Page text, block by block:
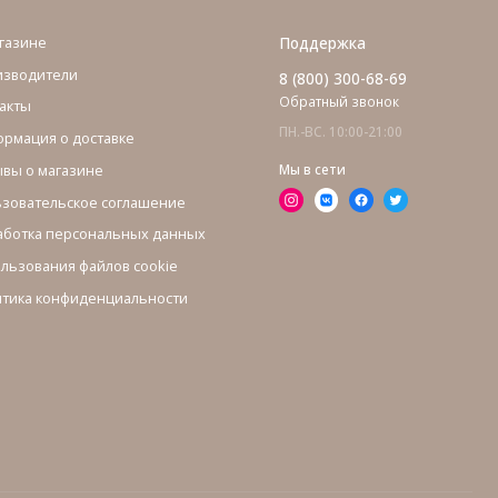
о доставке
о магазине
соглашение
персональных данных
файлов cookie
конфиденциальности
Поддержка
8 (800) 300-68-69
Обратный звонок
ПН.-ВС. 10:00-21:00
Мы в сети